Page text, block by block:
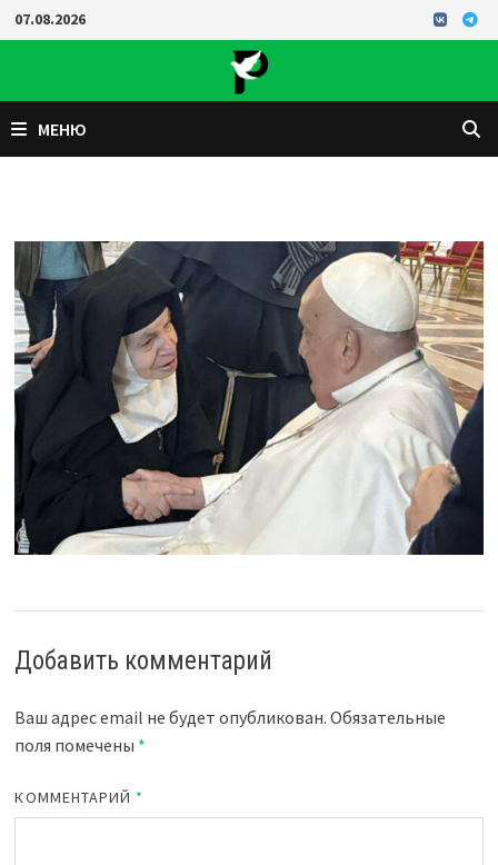
Перейти
к
07.08.2026
МЕНЮ
Добавить комментарий
Ваш адрес email не будет опубликован. Обязательные
поля помечены *
КОММЕНТАРИЙ *